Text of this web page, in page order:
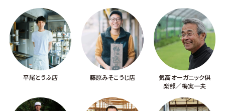
平尾とうふ店 藤原みそこうじ店
気高オーガニック倶
楽部／梅実一夫